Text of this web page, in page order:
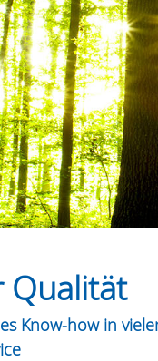
Qualität
Know-how in